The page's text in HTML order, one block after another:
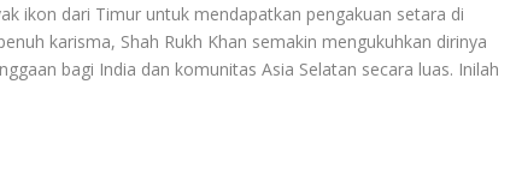
ikon dari Timur untuk mendapatkan pengakuan setara di
karisma, Shah Rukh Khan semakin mengukuhkan dirinya
bagi India dan komunitas Asia Selatan secara luas. Inilah